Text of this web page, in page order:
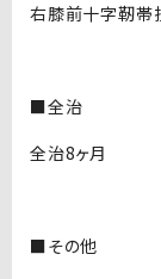
右膝前十字靭帯
■全治
全治8ヶ月
■その他